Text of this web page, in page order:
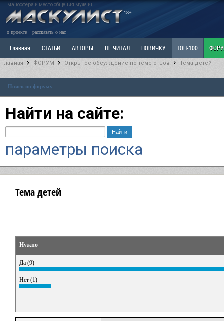
маносфера и место общения мужчин
18+
о проекте рассказать о нас
Главная СТАТЬИ АВТОРЫ НЕ ЧИТАЛ НОВИЧКУ ТОП-100
Ветка: Расстаюсь или Развожусь. САНЧАС Ветка: Наболевшее. Выскажись!
РАЗДЕЛ: Разное
Главная ФОРУМ Открытое обсуждение по теме отцов Тема детей
Поиск по форуму
Найти на сайте:
параметры поиска
Тема детей
Нужно
Да (9)
Нет (1)